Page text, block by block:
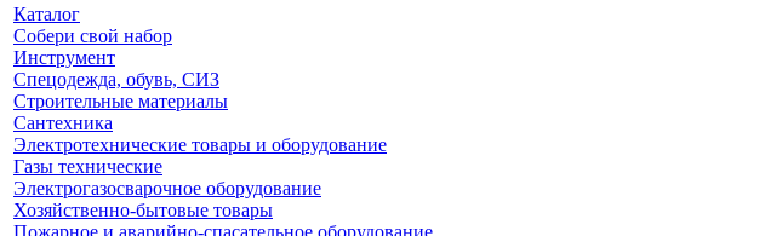
Каталог
Собери свой набор
Инструмент
Спецодежда, обувь, СИЗ
Строительные материалы
Сантехника
Электротехнические товары и оборудование
Газы технические
Электрогазосварочное оборудование
Хозяйственно-бытовые товары
Пожарное и аварийно-спасательное оборудование